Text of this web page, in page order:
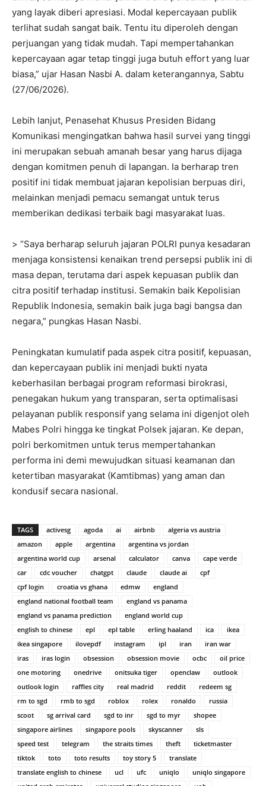
yang layak diberi apresiasi. Modal kepercayaan publik
terlihat sudah sangat baik. Tentu itu diperoleh dengan
perjuangan yang tidak mudah. Tapi mempertahankan
kepercayaan agar tetap tinggi juga butuh effort yang luar
biasa,” ujar Hasan Nasbi A. dalam keterangannya, Sabtu
(27/06/2026).
Lebih lanjut, Penasehat Khusus Presiden Bidang
Komunikasi mengingatkan bahwa hasil survei yang tinggi
ini merupakan sebuah amanah besar yang harus dijaga
dengan komitmen penuh di lapangan. Ia berharap tren
positif ini tidak membuat jajaran kepolisian berpuas diri,
melainkan menjadi pemacu semangat untuk terus
memberikan dedikasi terbaik bagi masyarakat luas.
> “Saya berharap seluruh jajaran POLRI punya kesadaran
menjaga konsistensi kenaikan trend persepsi publik ini di
masa depan, terutama dari aspek kepuasan publik dan
citra positif terhadap institusi. Semakin baik Kepolisian
Republik Indonesia, semakin baik juga bagi bangsa dan
negara,” pungkas Hasan Nasbi.
Peningkatan kumulatif pada aspek citra positif, kepuasan,
dan kepercayaan publik ini menjadi bukti nyata
keberhasilan berbagai program reformasi birokrasi,
penegakan hukum yang transparan, serta optimalisasi
pelayanan publik responsif yang selama ini digenjot oleh
Mabes Polri hingga ke tingkat Polsek jajaran. Ke depan,
polri berkomitmen untuk terus mempertahankan
performa ini demi mewujudkan situasi keamanan dan
ketertiban masyarakat (Kamtibmas) yang aman dan
kondusif secara nasional.
TAGS activesg agoda ai airbnb
algeria vs austria
amazon
apple argentina
argentina vs jordan
argentina world cup
arsenal calculator canva
cape verde
car
cdc voucher chatgpt claude claude ai
cpf
cpf login
croatia vs ghana edmw
england
england national football team
england vs panama
england vs panama prediction
england world cup
english to chinese
epl epl table erling haaland ica
ikea
ikea singapore
ilovepdf instagram ipl iran
iran war
iras
iras login obsession obsession movie ocbc
oil price
one motoring
onedrive onitsuka tiger openclaw
outlook
outlook login
raffles city real madrid reddit
redeem sg
rm to sgd
rmb to sgd roblox rolex ronaldo
russia
scoot
sg arrival card sgd to inr sgd to myr
shopee
singapore airlines
singapore pools skyscanner
sls
speed test
telegram the straits times theft
ticketmaster
tiktok
toto toto results toy story 5
translate
translate english to chinese
ucl ufc uniqlo
uniqlo singapore